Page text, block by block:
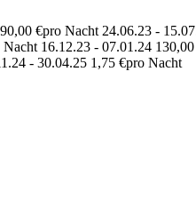
€pro Nacht 24.06.23 -
16.12.23 - 07.01.24
- 30.04.25 1,75 €pro Nacht